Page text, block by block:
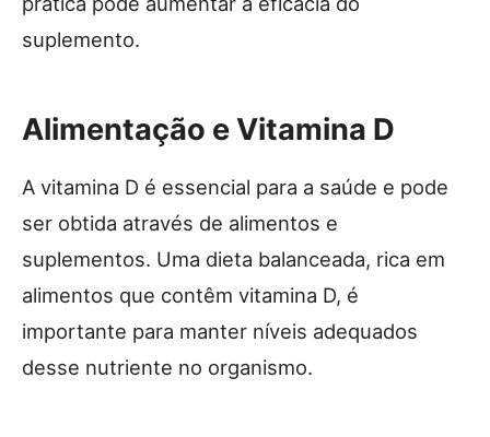
suplemento.
Alimentação e Vitamina D
A vitamina D é essencial para a saúde e pode
ser obtida através de alimentos e
suplementos. Uma dieta balanceada, rica em
alimentos que contêm vitamina D, é
importante para manter níveis adequados
desse nutriente no organismo.